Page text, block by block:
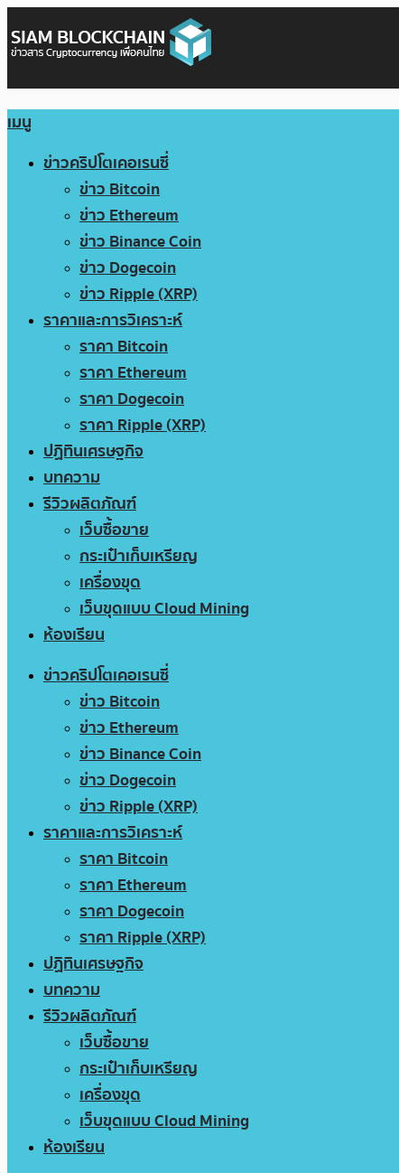
เมนู
ข่าวคริปโตเคอเรนซี่
ข่าว Bitcoin
ข่าว Ethereum
ข่าว Binance Coin
ข่าว Dogecoin
ข่าว Ripple (XRP)
ราคาและการวิเคราะห์
ราคา Bitcoin
ราคา Ethereum
ราคา Dogecoin
ราคา Ripple (XRP)
ปฏิทินเศรษฐกิจ
บทความ
รีวิวผลิตภัณฑ์
เว็บซื้อขาย
กระเป๋าเก็บเหรียญ
เครื่องขุด
เว็บขุดแบบ Cloud Mining
ห้องเรียน
ข่าวคริปโตเคอเรนซี่
ข่าว Bitcoin
ข่าว Ethereum
ข่าว Binance Coin
ข่าว Dogecoin
ข่าว Ripple (XRP)
ราคาและการวิเคราะห์
ราคา Bitcoin
ราคา Ethereum
ราคา Dogecoin
ราคา Ripple (XRP)
ปฏิทินเศรษฐกิจ
บทความ
รีวิวผลิตภัณฑ์
เว็บซื้อขาย
กระเป๋าเก็บเหรียญ
เครื่องขุด
เว็บขุดแบบ Cloud Mining
ห้องเรียน